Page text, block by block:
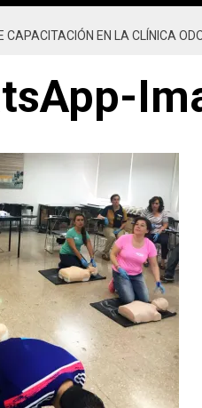
CAPACITACIÓN EN LA CLÍNICA